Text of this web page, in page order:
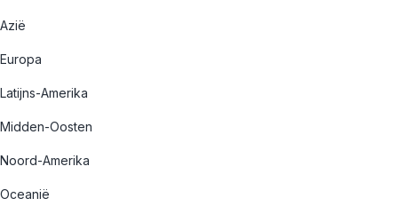
Azië
Europa
Latijns-Amerika
Midden-Oosten
Noord-Amerika
Oceanië